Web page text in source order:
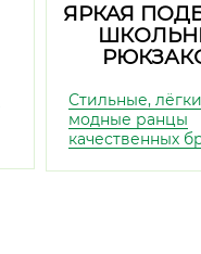
ЯРКАЯ
Стильные,
модные ранцы
качественных